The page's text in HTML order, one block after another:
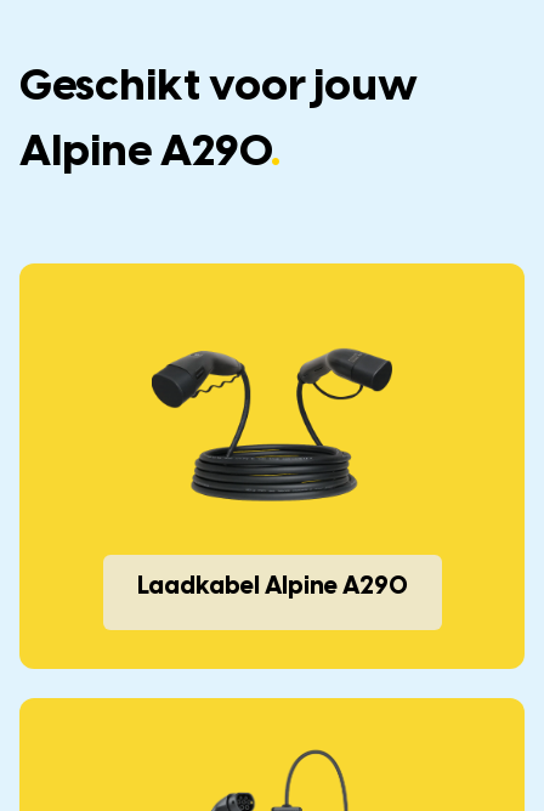
Geschikt voor jouw
Alpine A290.
Laadkabel Alpine A290